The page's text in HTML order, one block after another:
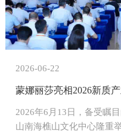
2026-06-22
2026年6月13日，备受瞩
山南海樵山文化中心隆重